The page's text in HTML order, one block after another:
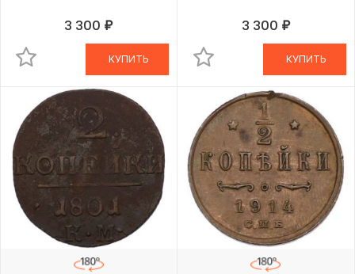
3 300 руб.
В КОРЗИНЕ
КУПИТЬ
3 300 руб.
В КОРЗИНЕ
КУПИТЬ